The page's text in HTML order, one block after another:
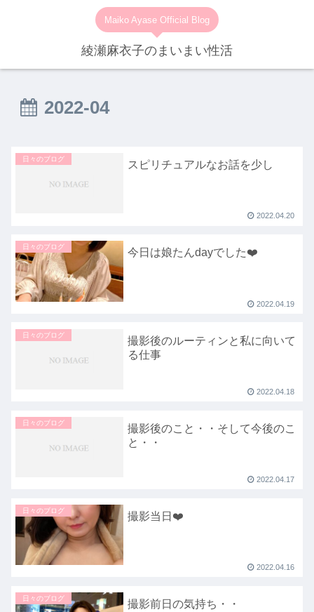
Maiko Ayase Official Blog
綾瀬麻衣子のまいまい性活
2022-04
日々のブログ スピリチュアルなお話を少し
2022.04.20
日々のブログ 今日は娘たんdayでした❤️
2022.04.19
日々のブログ
撮影後のルーティンと私に向いて
る仕事
2022.04.18
日々のブログ
撮影後のこと・・そして今後のこ
と・・
2022.04.17
日々のブログ 撮影当日❤️
2022.04.16
日々のブログ 撮影前日の気持ち・・